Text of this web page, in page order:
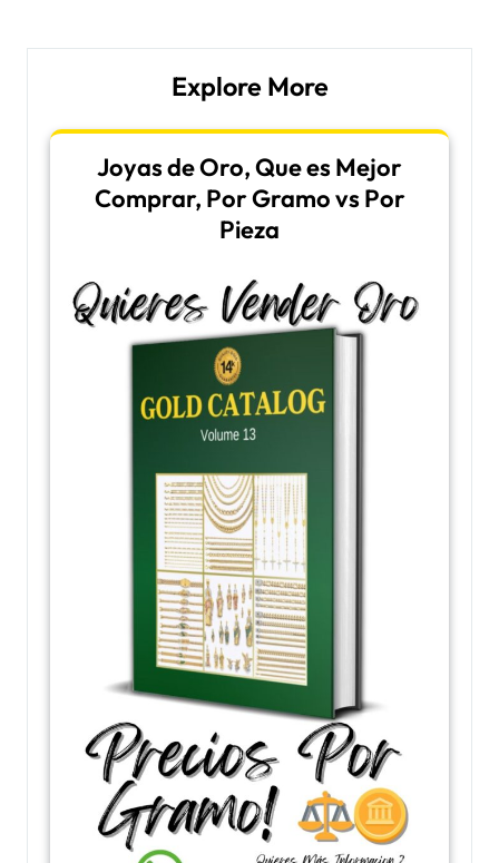
Explore More
Joyas de Oro, Que es Mejor
Comprar, Por Gramo vs Por
Pieza